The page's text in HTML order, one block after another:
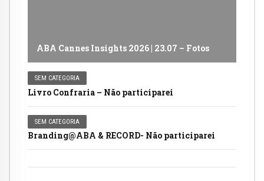
ABA Cannes Insights 2026 | 23.07 – Fotos
SEM CATEGORIA
Livro Confraria – Não participarei
SEM CATEGORIA
Branding@ABA & RECORD- Não participarei